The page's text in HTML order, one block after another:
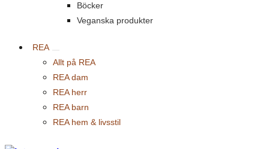
Böcker
Veganska produkter
REA
Allt på REA
REA dam
REA herr
REA barn
REA hem & livsstil